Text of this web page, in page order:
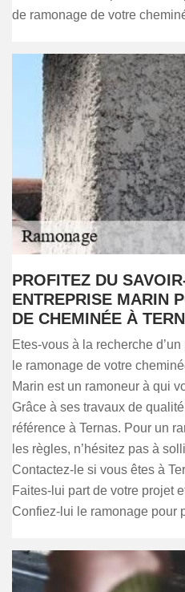
de ramonage de votre
PROFITEZ DU
ENTREPRISE MARIN
DE CHEMINÉE À
Etes-vous à la recherche
le ramonage de votre
Marin est un ramoneur à qui
Grâce à ses travaux de
référence à Ternas. Pour un
les règles, n’hésitez pas à
Contactez-le si vous êtes à
Faites-lui part de votre projet
Confiez-lui le ramonage pour